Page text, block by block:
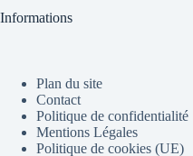
Informations
Plan du site
Contact
Politique de confidentialité
Mentions Légales
Politique de cookies (UE)